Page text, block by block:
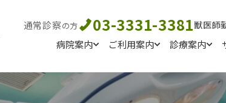
通常診察の方 03-3331-3381獣医師
病院案内 ご利用案内 診療案内